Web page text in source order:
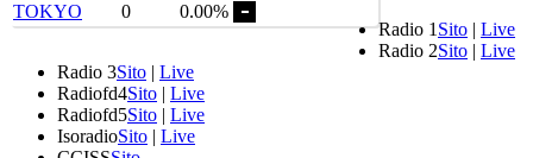
TOKYO
0 0.00%
Radio 1 Sito | Live
Radio 2Sito | Live
Radio 3Sito | Live
Radiofd4Sito | Live
Radiofd5Sito | Live
IsoradioSito | Live